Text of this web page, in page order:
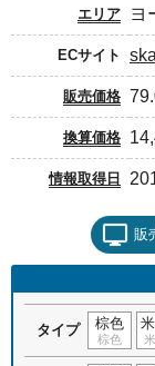
エリア ヨ
ECサイト
販売価格
換算価格
情報取得日
販
タイプ 棕色
棕色